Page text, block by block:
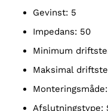
Gevinst: 5
Impedans: 50
Minimum
Maksimal
Afslutningstype: